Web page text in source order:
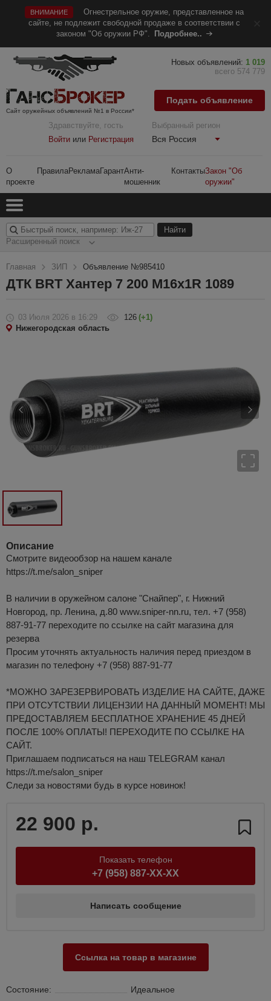
ВНИМАНИЕ
Огнестрельное оружие, представленное на
сайте, не подлежит свободной продаже в соответствии с
законом "Об оружии РФ".
Подробнее..
Сайт оружейных объявлений №1 в России*
Здравствуйте, гость
Войти или Регистрация
Выбранный регион
Вся Россия
О
проекте
ПравилаРекламаГарантАнти-
мошенник
КонтактыЗакон "Об
оружии"
Новых объявлений: 1 019
всего 574 779
Подать объявление
Расширенный поиск
Главная ЗИП Объявление №985410
ДТК BRT Хантер 7 200 М16х1R 1089
03 Июля 2026 в 16:29 126 (+1)
Нижегородская область
Описание
Смотрите видеообзор на нашем канале
https://t.me/salon_sniper
В наличии в оружейном салоне "Снайпер", г. Нижний
Новгород, пр. Ленина, д.80 www.sniper-nn.ru, тел. +7 (958)
887-91-77 переходите по ссылке на сайт магазина для
резерва
Просим уточнять актуальность наличия перед приездом в
магазин по телефону +7 (958) 887-91-77
*МОЖНО ЗАРЕЗЕРВИРОВАТЬ ИЗДЕЛИЕ НА САЙТЕ, ДАЖЕ
ПРИ ОТСУТСТВИИ ЛИЦЕНЗИИ НА ДАННЫЙ МОМЕНТ! МЫ
ПРЕДОСТАВЛЯЕМ БЕСПЛАТНОЕ ХРАНЕНИЕ 45 ДНЕЙ
ПОСЛЕ 100% ОПЛАТЫ! ПЕРЕХОДИТЕ ПО ССЫЛКЕ НА
САЙТ.
Приглашаем подписаться на наш TELEGRAM канал
https://t.me/salon_sniper
Следи за новостями будь в курсе новинок!
22 900 р.
Показать телефон
+7 (958) 887-XX-XX
Написать сообщение
Ссылка на товар в магазине
Состояние: Идеальное